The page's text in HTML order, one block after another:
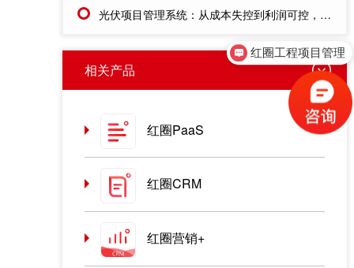
光伏项目管理系统：从成本失控到利润可控，老板只需做对一步
相关产品
红圈PaaS
红圈CRM
红圈营销+
红圈工程项目管理
售前咨询